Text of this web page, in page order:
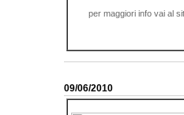
per maggiori info vai al
09/06/2010